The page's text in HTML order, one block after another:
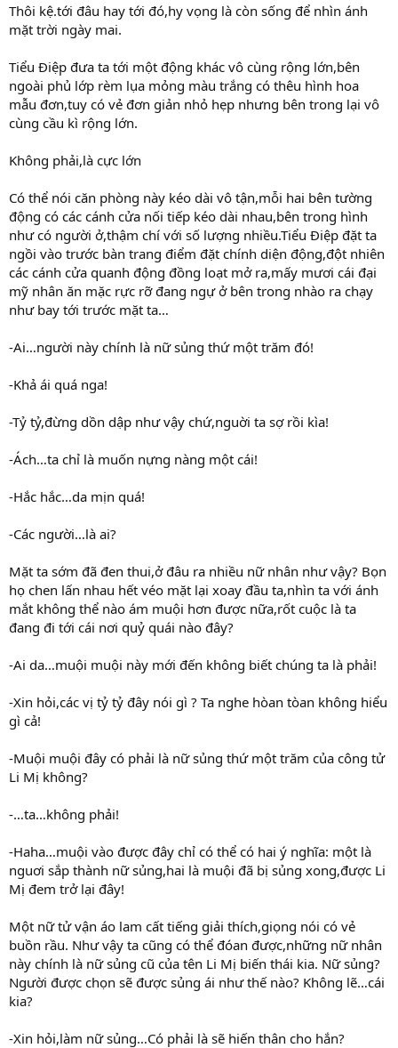
Thôi kệ.tới đâu hay tới đó,hy vọng là còn sống để nhìn ánh
mặt trời ngày mai.
Tiểu Điệp đưa ta tới một động khác vô cùng rộng lớn,bên
ngoài phủ lớp rèm lụa mỏng màu trắng có thêu hình hoa
mẫu đơn,tuy có vẻ đơn giản nhỏ hẹp nhưng bên trong lại vô
cùng cầu kì rộng lớn.
Không phải,là cực lớn
Có thể nói căn phòng này kéo dài vô tận,mỗi hai bên tường
động có các cánh cửa nối tiếp kéo dài nhau,bên trong hình
như có người ở,thậm chí với số lượng nhiều.Tiểu Điệp đặt ta
ngồi vào trước bàn trang điểm đặt chính diện động,đột nhiên
các cánh cửa quanh động đồng loạt mở ra,mấy mươi cái đại
mỹ nhân ăn mặc rực rỡ đang ngự ở bên trong nhào ra chạy
như bay tới trước mặt ta…
-Ai…người này chính là nữ sủng thứ một trăm đó!
-Khả ái quá nga!
-Tỷ tỷ,đừng dồn dập như vậy chứ,nguời ta sợ rồi kìa!
-Ách…ta chỉ là muốn nựng nàng một cái!
-Hắc hắc…da mịn quá!
-Các người…là ai?
Mặt ta sớm đã đen thui,ở đâu ra nhiều nữ nhân như vậy? Bọn
họ chen lấn nhau hết véo mặt lại xoay đầu ta,nhìn ta với ánh
mắt không thể nào ám muội hơn được nữa,rốt cuộc là ta
đang đi tới cái nơi quỷ quái nào đây?
-Ai da…muội muội này mới đến không biết chúng ta là phải!
-Xin hỏi,các vị tỷ tỷ đây nói gì ? Ta nghe hòan tòan không hiểu
gì cả!
-Muội muội đây có phải là nữ sủng thứ một trăm của công tử
Li Mị không?
-…ta…không phải!
-Haha…muội vào được đây chỉ có thể có hai ý nghĩa: một là
nguơi sắp thành nữ sủng,hai là muội đã bị sủng xong,được Li
Mị đem trở lại đây!
Một nữ tử vận áo lam cất tiếng giải thích,giọng nói có vẻ
buồn rầu. Như vậy ta cũng có thể đóan được,những nữ nhân
này chính là nữ sủng cũ của tên Li Mị biến thái kia. Nữ sủng?
Người được chọn sẽ được sủng ái như thế nào? Không lẽ…cái
kia?
-Xin hỏi,làm nữ sủng…Có phải là sẽ hiến thân cho hắn?